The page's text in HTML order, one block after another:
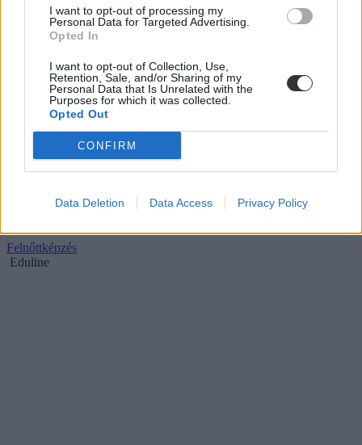
I want to opt-out of processing my
Personal Data for Targeted Advertising.
Opted In
I want to opt-out of Collection, Use,
Retention, Sale, and/or Sharing of my
Personal Data that Is Unrelated with the
Purposes for which it was collected.
Opted Out
CONFIRM
Data Deletion Data Access Privacy Policy
Gondolkoztál már azon, hogy pilótának tanulj
tovább? Megmutatjuk, milyen lenne.
Téged is lenyűgöz a repülés, belepillantanál a pilóták és a légi
Felnőttképzés
Eduline